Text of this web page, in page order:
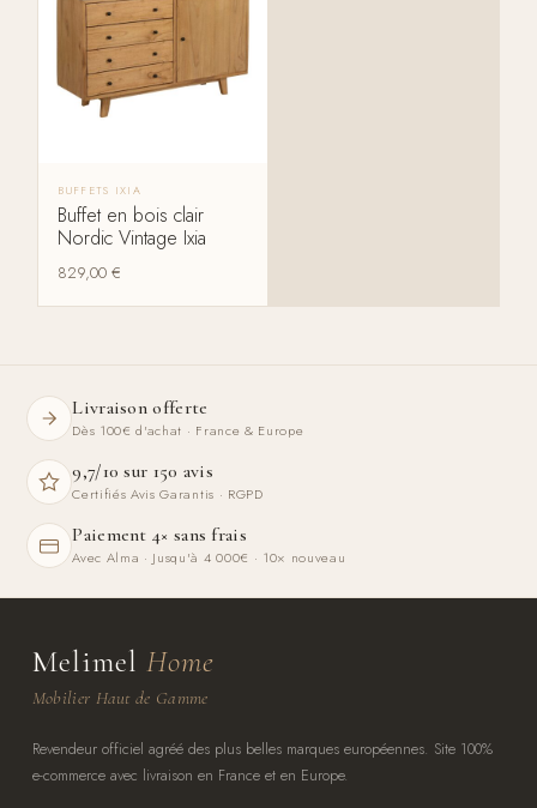
BUFFETS IXIA
Buffet en bois clair
Nordic Vintage Ixia
829,00€
Livraison offerte
Dès 100€ d'achat · France & Europe
9,7/10 sur 150 avis
Certifiés Avis Garantis · RGPD
Paiement 4× sans frais
Avec Alma · Jusqu'à 4 000€ · 10× nouveau
Melimel Home
Mobilier Haut de Gamme
Revendeur officiel agréé des plus belles marques européennes. Site 100%
e-commerce avec livraison en France et en Europe.